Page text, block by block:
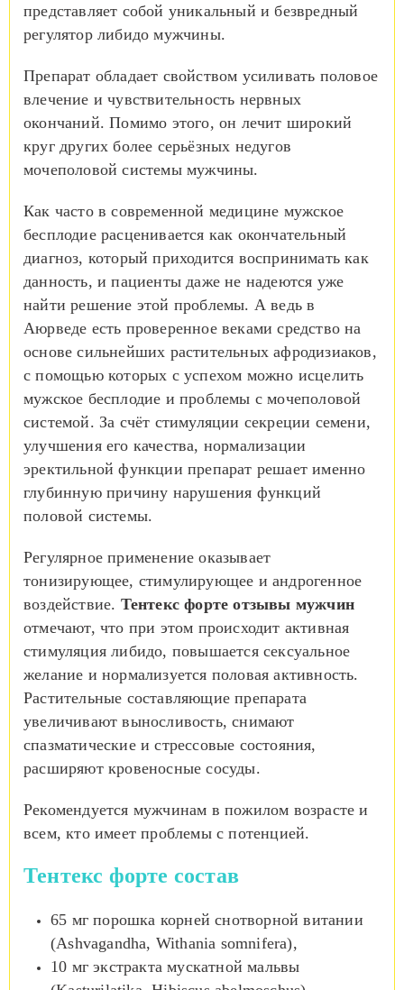
представляет собой уникальный и безвредный
регулятор либидо мужчины.
Препарат обладает свойством усиливать половое
влечение и чувствительность нервных
окончаний. Помимо этого, он лечит широкий
круг других более серьёзных недугов
мочеполовой системы мужчины.
Как часто в современной медицине мужское
бесплодие расценивается как окончательный
диагноз, который приходится воспринимать как
данность, и пациенты даже не надеются уже
найти решение этой проблемы. А ведь в
Аюрведе есть проверенное веками средство на
основе сильнейших растительных афродизиаков,
с помощью которых с успехом можно исцелить
мужское бесплодие и проблемы с мочеполовой
системой. За счёт стимуляции секреции семени,
улучшения его качества, нормализации
эректильной функции препарат решает именно
глубинную причину нарушения функций
половой системы.
Регулярное применение оказывает
тонизирующее, стимулирующее и андрогенное
воздействие. Тентекс форте отзывы мужчин
отмечают, что при этом происходит активная
стимуляция либидо, повышается сексуальное
желание и нормализуется половая активность.
Растительные составляющие препарата
увеличивают выносливость, снимают
спазматические и стрессовые состояния,
расширяют кровеносные сосуды.
Рекомендуется мужчинам в пожилом возрасте и
всем, кто имеет проблемы с потенцией.
Тентекс форте состав
65 мг порошка корней снотворной витании
(Ashvagandha, Withania somnifera),
10 мг экстракта мускатной мальвы